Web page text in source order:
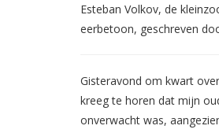
Esteban Volkov, de
eerbetoon, geschreven
Gisteravond om kwart
kreeg te horen dat mijn
onverwacht was,